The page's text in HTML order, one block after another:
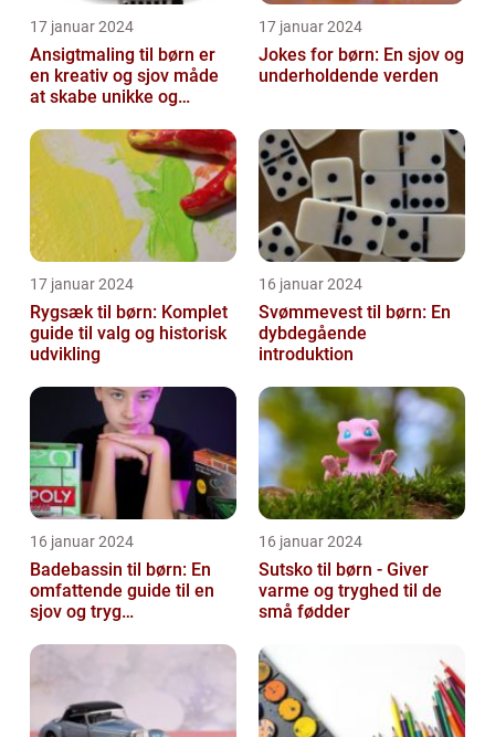
17 januar 2024
Ansigtmaling til børn er
en kreativ og sjov måde
at skabe unikke og
17 januar 2024
Jokes for børn: En sjov og
underholdende verden
17 januar 2024
Rygsæk til børn: Komplet
guide til valg og historisk
udvikling
16 januar 2024
Svømmevest til børn: En
dybdegående
introduktion
16 januar 2024
Badebassin til børn: En
omfattende guide til en
sjov og tryg
16 januar 2024
Sutsko til børn - Giver
varme og tryghed til de
små fødder